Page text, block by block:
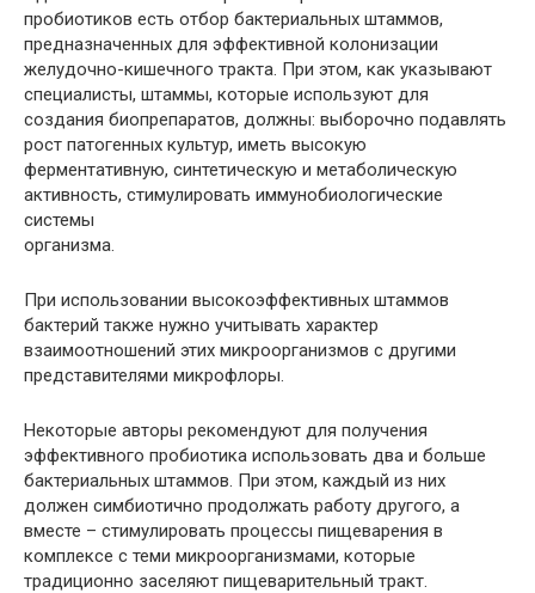
пробиотиков есть отбор бактериальных штаммов,
предназначенных для эффективной колонизации
желудочно-кишечного тракта. При этом, как указывают
специалисты, штаммы, которые используют для
создания биопрепаратов, должны: выборочно подавлять
рост патогенных культур, иметь высокую
ферментативную, синтетическую и метаболическую
активность, стимулировать иммунобиологические
системы
организма.
При использовании высокоэффективных штаммов
бактерий также нужно учитывать характер
взаимоотношений этих микроорганизмов с другими
представителями микрофлоры.
Некоторые авторы рекомендуют для получения
эффективного пробиотика использовать два и больше
бактериальных штаммов. При этом, каждый из них
должен симбиотично продолжать работу другого, а
вместе – стимулировать процессы пищеварения в
комплексе с теми микроорганизмами, которые
традиционно заселяют пищеварительный тракт.